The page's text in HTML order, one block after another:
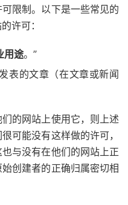
限制。以下是一些常见的
许可：
用途。”
表的文章（在文章或新闻
的网站上使用它，则上述
可能没有这样做的许可，
与没有在他们的网站上正
创建者的正确归属密切相